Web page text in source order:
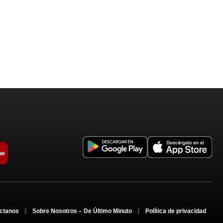
Sobre Nosotros – De Último Minuto Política de privacidad